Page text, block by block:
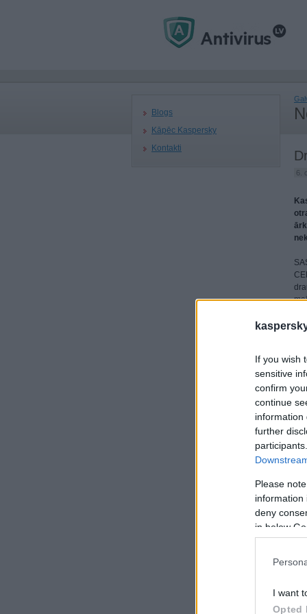
If you wish
sensitive
confirm
continue
information
further
Please
information
deny
in below
I want
Opted
Blogs
Kāpēc Kaspersky
Kontakti
6.